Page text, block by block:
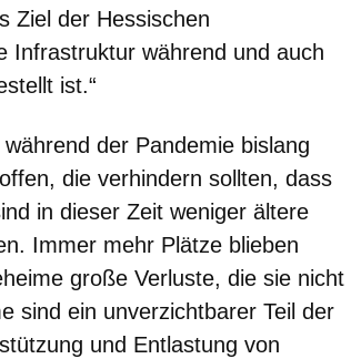
Ziel der Hessischen
Infrastruktur während und auch
ist.“
der Pandemie bislang
die verhindern sollten, dass
in dieser Zeit weniger ältere
Immer mehr Plätze blieben
große Verluste, die sie nicht
sind ein unverzichtbarer Teil der
und Entlastung von